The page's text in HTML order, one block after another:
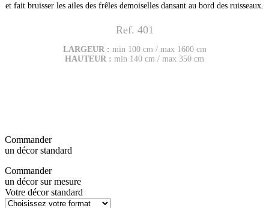
et fait bruisser les ailes des frêles demoiselles dansant au bord des ruisseaux.
Ref. 401
LARGEUR : min 100 cm / max 1600 cm
HAUTEUR : min 140 cm / max 350 cm
Commander
un décor standard
Commander
un décor sur mesure
Votre décor standard